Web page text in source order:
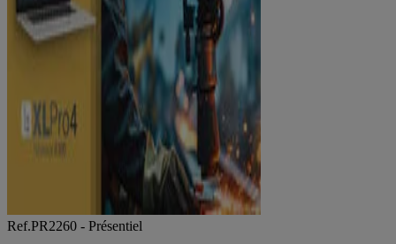
Ref.PR2260 - Présentiel